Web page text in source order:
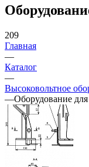
209
Главная
—
Каталог
—
Высоковольтное
—Оборудование